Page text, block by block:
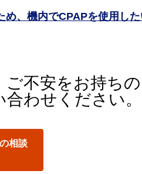
め、機内でCPAPを使用した
ご不安をお持ち
わせください。
相談